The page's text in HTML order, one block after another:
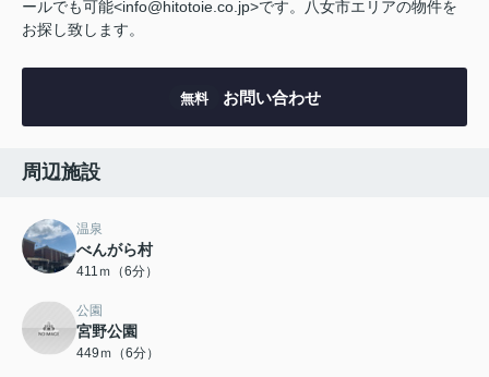
ールでも可能<info@hitotoie.co.jp>です。八女市エリアの物件を
お探し致します。
無料 お問い合わせ
周辺施設
温泉
べんがら村
411ｍ（6分）
公園
宮野公園
449ｍ（6分）